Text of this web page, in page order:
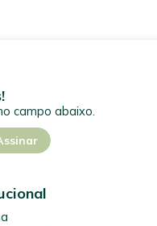
campo abaixo.